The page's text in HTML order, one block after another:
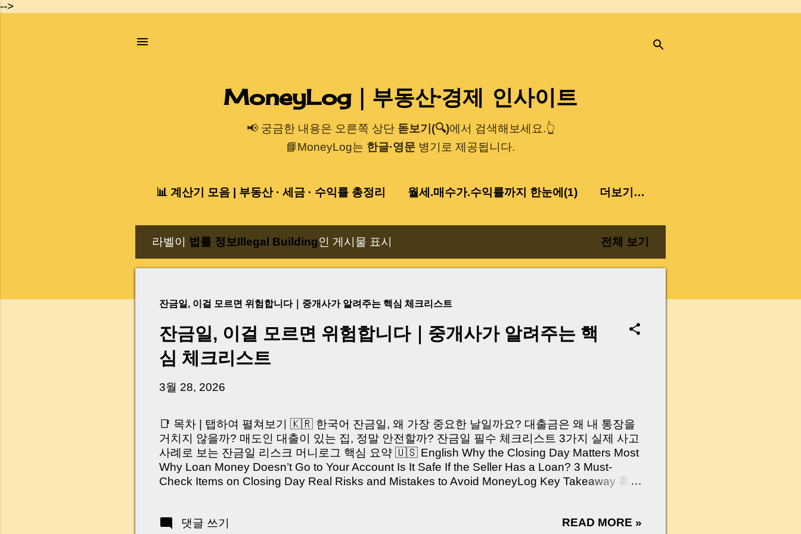
-->
기본 콘텐츠로 건너뛰기
MoneyLog｜부동산·경제 인사이트
📢 궁금한 내용은 오른쪽 상단돋보기(🔍)에서 검색해보세요.👆
📘MoneyLog는 한글·영문 병기로 제공됩니다.
📊 계산기 모음 | 부동산 · 세금 · 수익률 총정리 월세.매수가.수익률까지 한눈에(1) 더보기…
라벨이 법률 정보Illegal Building인 게시물 표시 전체 보기
잔금일, 이걸 모르면 위험합니다｜중개사가 알려주는 핵심 체크리스트
잔금일, 이걸 모르면 위험합니다｜중개사가 알려주는 핵
심 체크리스트
3월 28, 2026
📑 목차 | 탭하여 펼쳐보기 🇰🇷 한국어 잔금일, 왜 가장 중요한 날일까요? 대출금은 왜 내 통장을
거치지 않을까? 매도인 대출이 있는 집, 정말 안전할까? 잔금일 필수 체크리스트 3가지 실제 사고
사례로 보는 잔금일 리스크 머니로그 핵심 요약 🇺🇸 English Why the Closing Day Matters Most
Why Loan Money Doesn’t Go to Your Account Is It Safe If the Seller Has a Loan? 3 Must-
Check Items on Closing Day Real Risks and Mistakes to Avoid MoneyLog Key Takeaway 혹시
억 원이 한 번에 움직이는 가장 긴장되는 순간 입니다. 실제로 제가 중개 현장에서 겪었던 일입니
댓글 쓰기 READ MORE »